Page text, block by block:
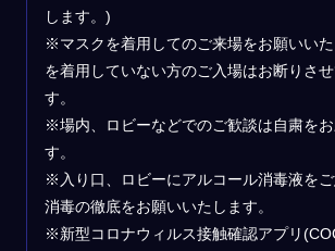
します。)
※マスクを着用してのご来場をお願いい
を着用していない方のご入場はお断りさ
す。
※場内、ロビーなどでのご歓談は自粛を
す。
※入り口、ロビーにアルコール消毒液をご
消毒の徹底をお願いいたします。
※新型コロナウィルス接触確認アプリ